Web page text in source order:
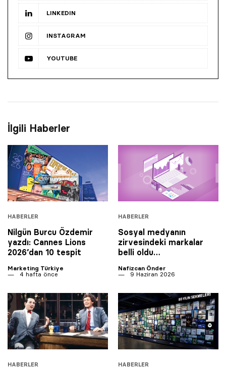
LINKEDIN
INSTAGRAM
YOUTUBE
İlgili Haberler
HABERLER
Nilgün Burcu Özdemir
yazdı: Cannes Lions
2026’dan 10 tespit
Marketing Türkiye
4 hafta önce
HABERLER
Sosyal medyanın
zirvesindeki markalar
belli oldu…
Nafizcan Önder
9 Haziran 2026
HABERLER HABERLER